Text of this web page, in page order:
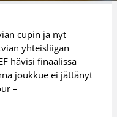
cupin ja nyt
yhteisliigan
hävisi finaalissa
joukkue ei jättänyt
–